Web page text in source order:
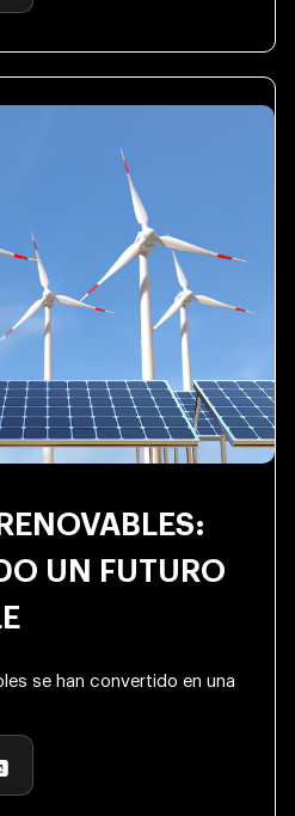
UN FUTURO
se han convertido en una